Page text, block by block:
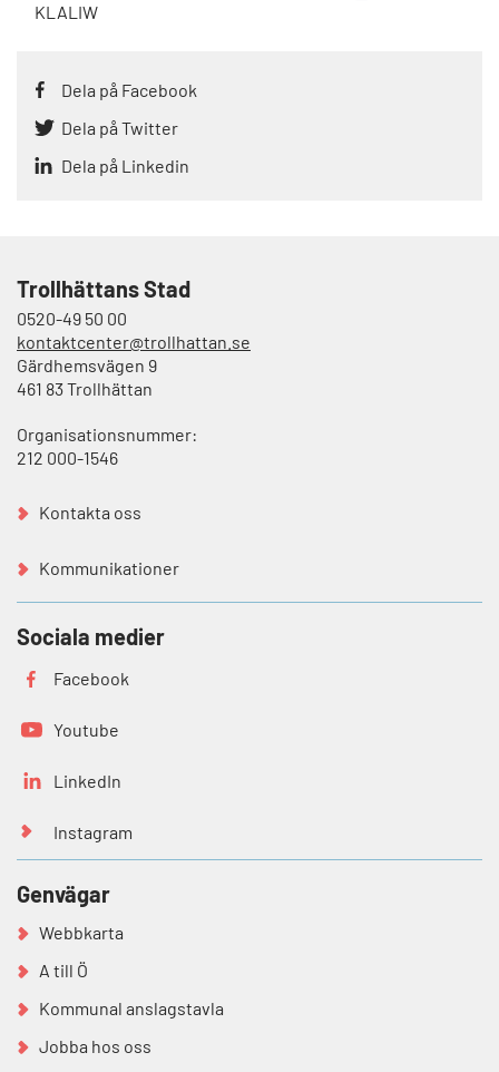
KLALIW
Dela på Facebook
Dela på Twitter
Dela på Linkedin
Trollhättans Stad
0520-49 50 00
kontaktcenter@trollhattan.se
Gärdhemsvägen 9
461 83 Trollhättan
Organisationsnummer:
212 000-1546
Kontakta oss
Kommunikationer
Sociala medier
Facebook
Youtube
LinkedIn
Instagram
Genvägar
Webbkarta
A till Ö
Kommunal anslagstavla
Jobba hos oss